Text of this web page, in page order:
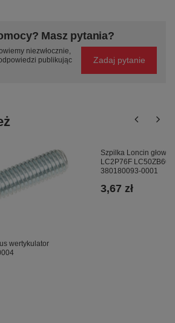
Masz pytania?
niezwłocznie,
publikując
Zadaj pytanie
wertykulator
Szpilka Loncin
LC2P76F LC50ZB60-
380180093-0001
3,67 zł